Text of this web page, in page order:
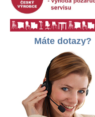
Máte dotazy?